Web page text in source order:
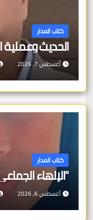
كتاب المدار
الحديث وعملية
أغسطس 7, 2026
كتاب المدار
“الإلهاء
أغسطس 6, 2026